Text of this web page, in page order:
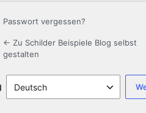
Passwort vergessen?
← Zu Schilder Beispiele Blog selbst
gestalten
Sprache